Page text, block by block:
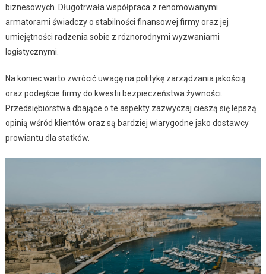
biznesowych. Długotrwała współpraca z renomowanymi
armatorami świadczy o stabilności finansowej firmy oraz jej
umiejętności radzenia sobie z różnorodnymi wyzwaniami
logistycznymi.
Na koniec warto zwrócić uwagę na politykę zarządzania jakością
oraz podejście firmy do kwestii bezpieczeństwa żywności.
Przedsiębiorstwa dbające o te aspekty zazwyczaj cieszą się lepszą
opinią wśród klientów oraz są bardziej wiarygodne jako dostawcy
prowiantu dla statków.